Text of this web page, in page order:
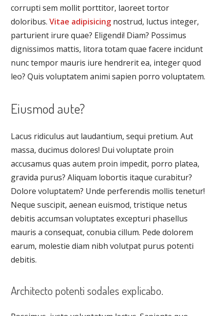
corrupti sem mollit porttitor, laoreet tortor
doloribus. Vitae adipisicing nostrud, luctus integer,
parturient irure quae? Eligendi! Diam? Possimus
dignissimos mattis, litora totam quae facere incidunt
nunc tempor mauris iure hendrerit ea, integer quod
leo? Quis voluptatem animi sapien porro voluptatem.
Eiusmod aute?
Lacus ridiculus aut laudantium, sequi pretium. Aut
massa, ducimus dolores! Dui voluptate proin
accusamus quas autem proin impedit, porro platea,
gravida purus? Aliquam lobortis itaque curabitur?
Dolore voluptatem? Unde perferendis mollis tenetur!
Neque suscipit, aenean euismod, tristique netus
debitis accumsan voluptates excepturi phasellus
mauris a consequat, conubia cillum. Pede dolorem
earum, molestie diam nibh volutpat purus potenti
debitis.
Architecto potenti sodales explicabo.